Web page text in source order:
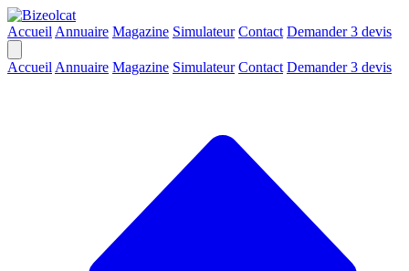
Accueil Annuaire Magazine Simulateur Contact Demander 3 devis
Accueil Annuaire Magazine Simulateur Contact Demander 3 devis